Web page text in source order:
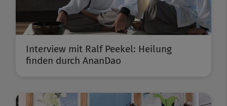
Interview mit Ralf Peekel: Heilung
finden durch AnanDao